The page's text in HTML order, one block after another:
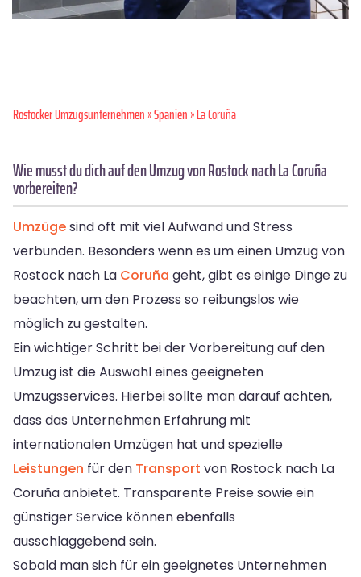
Rostocker Umzugsunternehmen»Spanien» La Coruña
Wie musst du dich auf den Umzug von Rostock nach La Coruña
vorbereiten?
Umzügesind oft mit viel Aufwand und Stress
verbunden. Besonders wenn es um einen Umzug von
Rostock nach La Coruña geht, gibt es einige Dinge zu
beachten, um den Prozess so reibungslos wie
möglich zu gestalten.
Ein wichtiger Schritt bei der Vorbereitung auf den
Umzug ist die Auswahl eines geeigneten
Umzugsservices. Hierbei sollte man darauf achten,
dass das Unternehmen Erfahrung mit
internationalen Umzügen hat und spezielle
Leistungen für den Transport von Rostock nach La
Coruña anbietet. Transparente Preise sowie ein
günstiger Service können ebenfalls
ausschlaggebend sein.
Sobald man sich für ein geeignetes Unternehmen